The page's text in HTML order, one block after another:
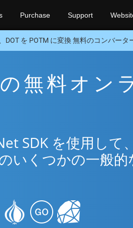
Purchase Support
DOT を POTM に変換 無料のコンバータ
無料オン
SDK を使用して
いくつかの一般的